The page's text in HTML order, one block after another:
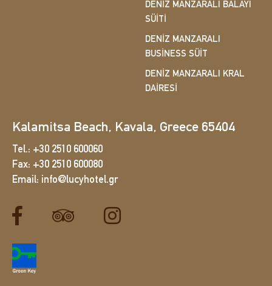
DENIZ MANZARALI BALAYI
SÜITI
DENIZ MANZARALI
BUSINESS SÜIT
DENIZ MANZARALI KRAL
DAIRESI
Kalamitsa Beach, Kavala, Greece 65404
Tel.: +30 2510 600060
Fax: +30 2510 600080
Email: info@lucyhotel.gr